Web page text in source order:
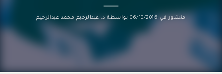
منشور في 06/10/2016 بواسطة د. عبدالرحيم محمد عبدالرحيم